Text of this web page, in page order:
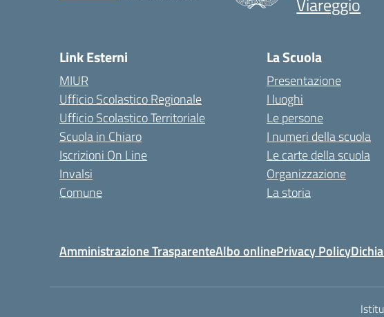
Link Esterni
MIUR
Ufficio Scolastico Regionale
Ufficio Scolastico Territoriale
Scuola in Chiaro
Iscrizioni On Line
Invalsi
Comune
La Scuola
Presentazione
I luoghi
Le persone
I numeri della scuola
Le carte della scuola
Organizzazione
La storia
Amministrazione TrasparenteAlbo onlinePrivacy Policy